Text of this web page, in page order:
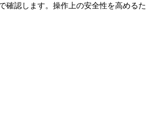
確認します。操作上の安全性を高めるた